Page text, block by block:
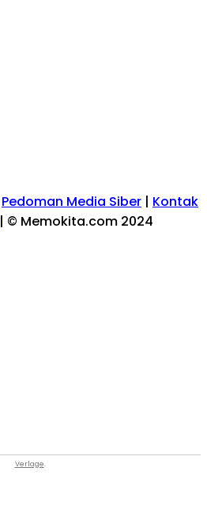
Pedoman Media Siber | Kontak
| © Memokita.com 2024
Verlage.